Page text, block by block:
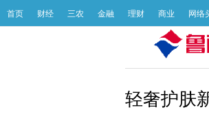
首页 财经 三农 金融 理财 商业 网络
轻奢护肤